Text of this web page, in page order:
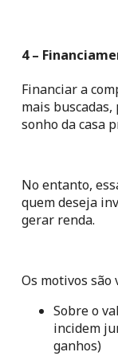
4 –
Financiar a
mais
sonho da casa
No entanto,
quem deseja
gerar renda.
Os motivos são
Sobre o
incidem
ganhos)